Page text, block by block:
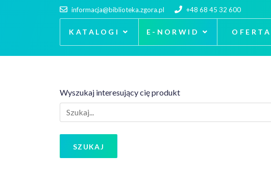
informacja@biblioteka.zgora.pl +48 68 45 32 600
KATALOGI E-NORWID OFERTA
Wyszukaj interesujący cię produkt
SZUKAJ